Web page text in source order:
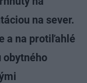
na sever.
a na protiľahlé
obytného